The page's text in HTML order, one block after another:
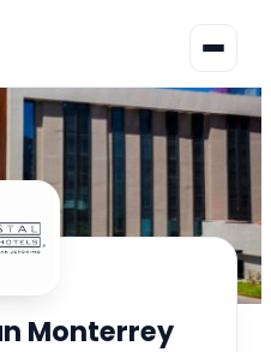
language
▾
Monterrey